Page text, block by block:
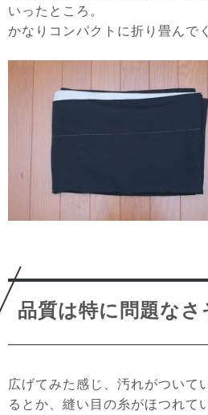
いったところ。
かなりコンパクトに折り畳んで
品質は特に問題なさ
広げてみた感じ、汚れがついて
るとか、縫い目の糸がほつれて